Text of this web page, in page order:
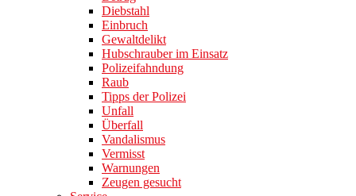
Diebstahl
Einbruch
Gewaltdelikt
Hubschrauber im Einsatz
Polizeifahndung
Raub
Tipps der Polizei
Unfall
Überfall
Vandalismus
Vermisst
Warnungen
Zeugen gesucht